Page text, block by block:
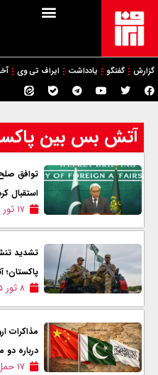
گزارش گفتگو یادداشت ایراف تی وی
آتش بس بین
توافق
استقبال
۱۷ ثور ۱۴۰۵
تشدید
۸ ثور ۱۴۰۵
مذاکرات
درباره دو
۱۷ حمل ۱۴۰۵